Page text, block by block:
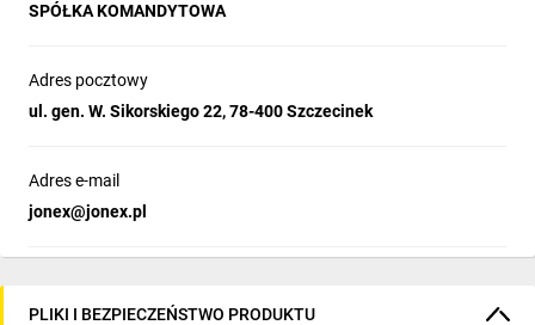
SPÓŁKA KOMANDYTOWA
Adres pocztowy
ul. gen. W. Sikorskiego 22, 78-400 Szczecinek
Adres e-mail
jonex@jonex.pl
PLIKI I BEZPIECZEŃSTWO PRODUKTU